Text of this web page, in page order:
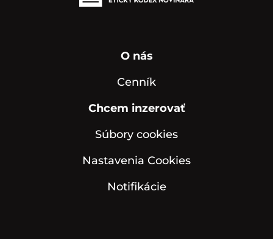
O nás
Cenník
Chcem inzerovať
Súbory cookies
Nastavenia Cookies
Notifikácie